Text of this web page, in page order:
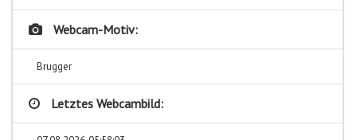
Webcam-Motiv:
Brugger
Letztes Webcambild: